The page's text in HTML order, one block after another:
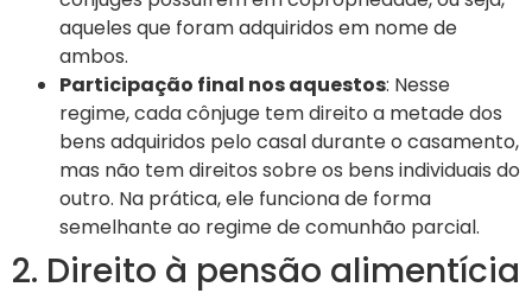
aqueles que foram adquiridos em nome de
ambos.
Participação final nos aquestos: Nesse
regime, cada cônjuge tem direito a metade dos
bens adquiridos pelo casal durante o casamento,
mas não tem direitos sobre os bens individuais do
outro. Na prática, ele funciona de forma
semelhante ao regime de comunhão parcial.
2. Direito à pensão alimentícia